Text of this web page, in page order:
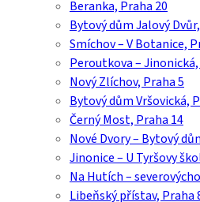
Beranka, Praha 20
Bytový dům Jalový
Smíchov – V Botanice,
Peroutkova –
Nový Zlíchov, Praha 5
Bytový dům Vršovická,
Černý Most, Praha 14
Nové Dvory – Bytový
Jinonice – U Tyršovy
Na Hutích –
Libeňský přístav, Praha